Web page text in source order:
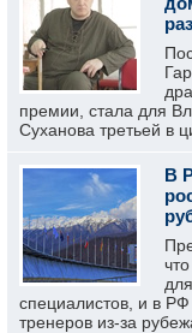
премии, стала для
Суханова третьей в
В
специалистов, и в
тренеров из-за